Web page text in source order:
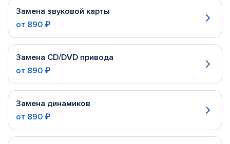
Замена звуковой карты
от 890 ₽
Замена CD/DVD привода
от 890 ₽
Замена динамиков
от 890 ₽